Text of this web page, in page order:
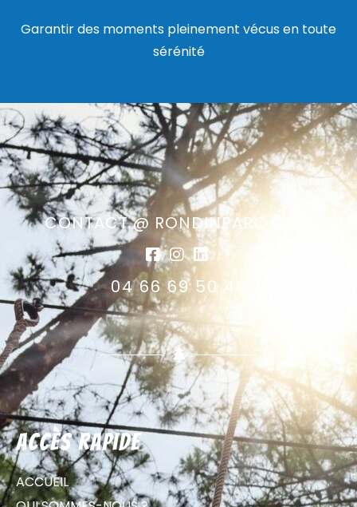
Garantir des moments pleinement vécus en toute
sérénité
CONTACT @ RONDINPARC.COM
04 66 69 50 46
Accès rapide
ACCUEIL